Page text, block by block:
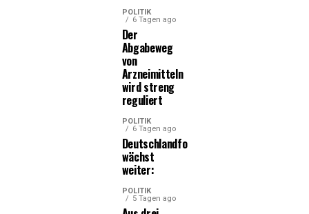
POLITIK
6 Tagen ago
Der
Abgabeweg
von
Arzneimitteln
wird streng
reguliert
POLITIK
6 Tagen ago
Deutschlandfonds
wächst
weiter:
POLITIK
5 Tagen ago